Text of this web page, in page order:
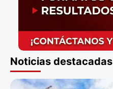
Noticias destacadas